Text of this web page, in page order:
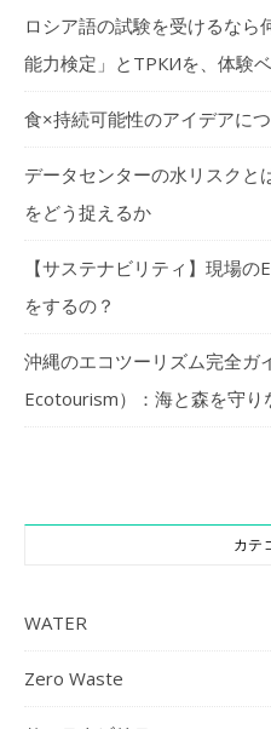
ロシア語の試験を受けるなら
能力検定」とТРКИを、体験
食×持続可能性のアイデアに
データセンターの水リスクと
をどう捉えるか
【サステナビリティ】現場
をするの？
沖縄のエコツーリズム完全ガ
Ecotourism）：海と森を守り
カテ
WATER
Zero Waste